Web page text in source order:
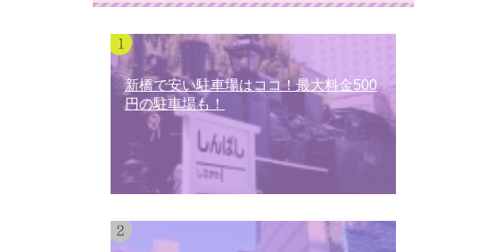
新橋で安い駐車場はココ！最大料金500
円の駐車場も！